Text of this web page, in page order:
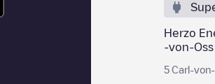
Herzo
-von-Oss
5 Carl-